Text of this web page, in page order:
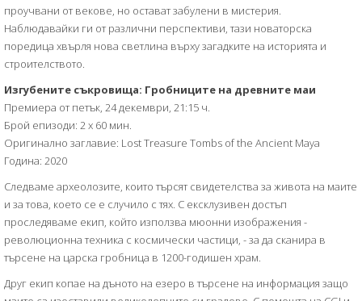
проучвани от векове, но остават забулени в мистерия.
Наблюдавайки ги от различни перспективи, тази новаторска
поредица хвърля нова светлина върху загадките на историята и
строителството.
Изгубените съкровища: Гробниците на древните маи
Премиера от петък, 24 декември, 21:15 ч.
Брой епизоди: 2 x 60 мин.
Оригинално заглавие: Lost Treasure Tombs of the Ancient Maya
Година: 2020
Следваме археолозите, които търсят свидетелства за живота на маите
и за това, което се е случило с тях. С ексклузивен достъп
проследяваме екип, който използва мюонни изображения -
революционна техника с космически частици, - за да сканира в
търсене на царска гробница в 1200-годишен храм.
Друг екип копае на дъното на езеро в търсене на информация защо